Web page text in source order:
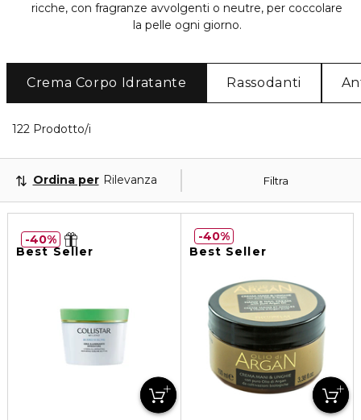
ricche, con fragranze avvolgenti o neutre, per coccolare
la pelle ogni giorno.
Crema Corpo Idratante Rassodanti
122 Prodotto/i
Filtra
Ordina per Rilevanza
Best Seller
40%
Best Seller
40%